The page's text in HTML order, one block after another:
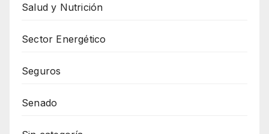
Salud y Nutrición
Sector Energético
Seguros
Senado